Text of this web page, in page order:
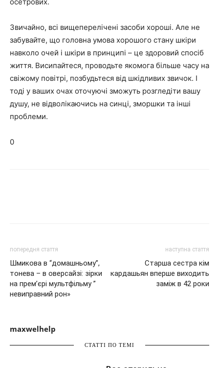
осетрових.
Звичайно, всі вищеперелічені засоби хороші. Але не
забувайте, що головна умова хорошого стану шкіри
навколо очей і шкіри в принципі – це здоровий спосіб
життя. Висипайтеся, проводьте якомога більше часу на
свіжому повітрі, позбудьтеся від шкідливих звичок. І
тоді у ваших очах оточуючі зможуть розгледіти вашу
душу, не відволікаючись на синці, зморшки та інші
проблеми.
0
попередня стаття
Шмикова в “домашньому”,
тонева – в оверсайзі: зірки
на прем’єрі мультфільму ”
невиправний рон»
наступна стаття
Старша сестра кім
кардашьян вперше виходить
заміж в 42 роки
maxwelhelp
СТАТТІ ПО ТЕМІ